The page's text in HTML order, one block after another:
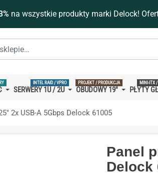
na wszystkie produkty marki Delock!
SERWERY 1U / 2U
INTEL RAID / VPRO
OBUDOWY 19''
PROJEKT / PRODUKCJA
PŁYTY
MINI-ITX /
2x USB-A 5Gbps Delock 61005
Panel
Delock